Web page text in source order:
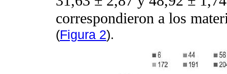
correspondieron a los
(Figura 2).